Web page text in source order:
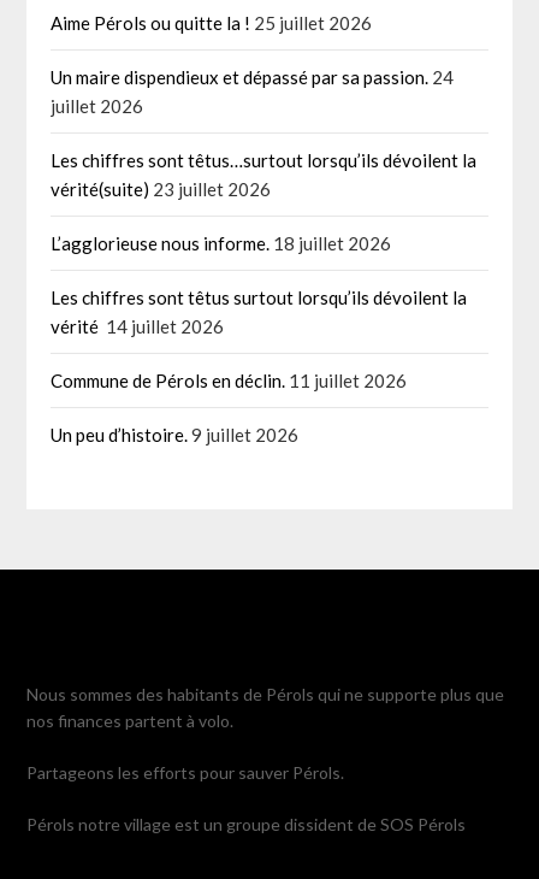
Aime Pérols ou quitte la ! 25 juillet 2026
Un maire dispendieux et dépassé par sa passion. 24
juillet 2026
Les chiffres sont têtus…surtout lorsqu’ils dévoilent la
vérité(suite) 23 juillet 2026
L’agglorieuse nous informe. 18 juillet 2026
Les chiffres sont têtus surtout lorsqu’ils dévoilent la
vérité 14 juillet 2026
Commune de Pérols en déclin. 11 juillet 2026
Un peu d’histoire.9 juillet 2026
Nous sommes des habitants de Pérols qui ne supporte plus que
nos finances partent à volo.
Partageons les efforts pour sauver Pérols.
Pérols notre village est un groupe dissident de SOS Pérols